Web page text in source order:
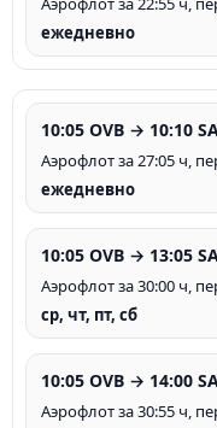
ежедневно
10:05 OVB → 10:10
Аэрофлот за 27:05 ч,
ежедневно
10:05 OVB → 13:05
Аэрофлот за 30:00 ч,
ср, чт, пт, сб
10:05 OVB → 14:00
Аэрофлот за 30:55 ч,